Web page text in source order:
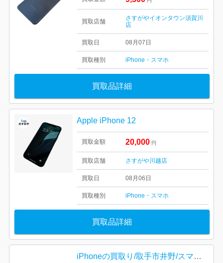
買取店舗
さすがやイオンタウン須賀川
店
買取日 08月07日
買取種別 iPhone・スマホ
買取品詳細
Apple iPhone 12
買取金額 20,000 円
買取店舗 さすがや川越店
買取日 08月06日
買取種別 iPhone・スマホ
買取品詳細
iPhoneの買取り/取手市井野/スマホ買取り強化中